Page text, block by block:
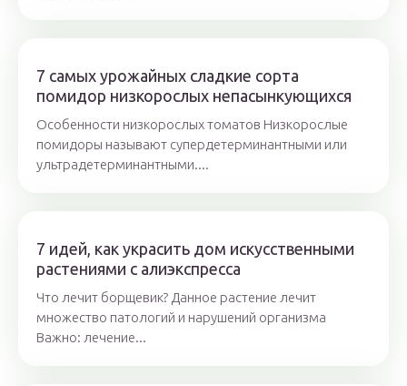
7 самых урожайных сладкие сорта
помидор низкорослых непасынкующихся
Особенности низкорослых томатов Низкорослые
помидоры называют супердетерминантными или
ультрадетерминантными....
7 идей, как украсить дом искусственными
растениями с алиэкспресса
Что лечит борщевик? Данное растение лечит
множество патологий и нарушений организма
Важно: лечение...